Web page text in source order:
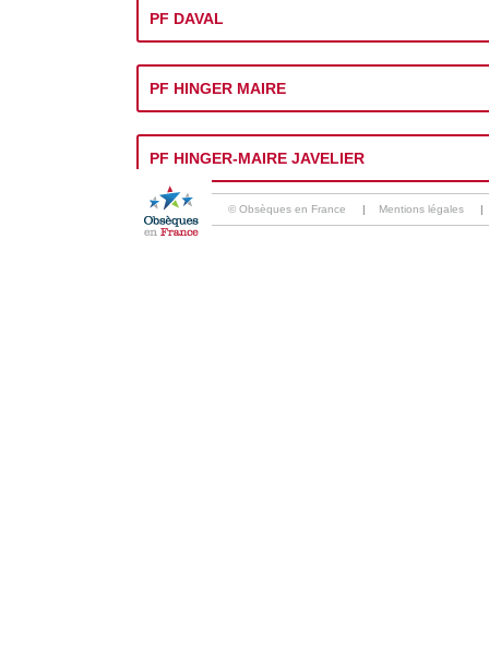
PF DAVAL
PF HINGER MAIRE
PF HINGER-MAIRE JAVELIER
© Obsèques en France | Mentions légales |